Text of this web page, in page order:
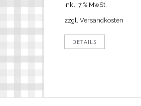
inkl. 7 % MwSt.
zzgl. Versandkosten
DETAILS